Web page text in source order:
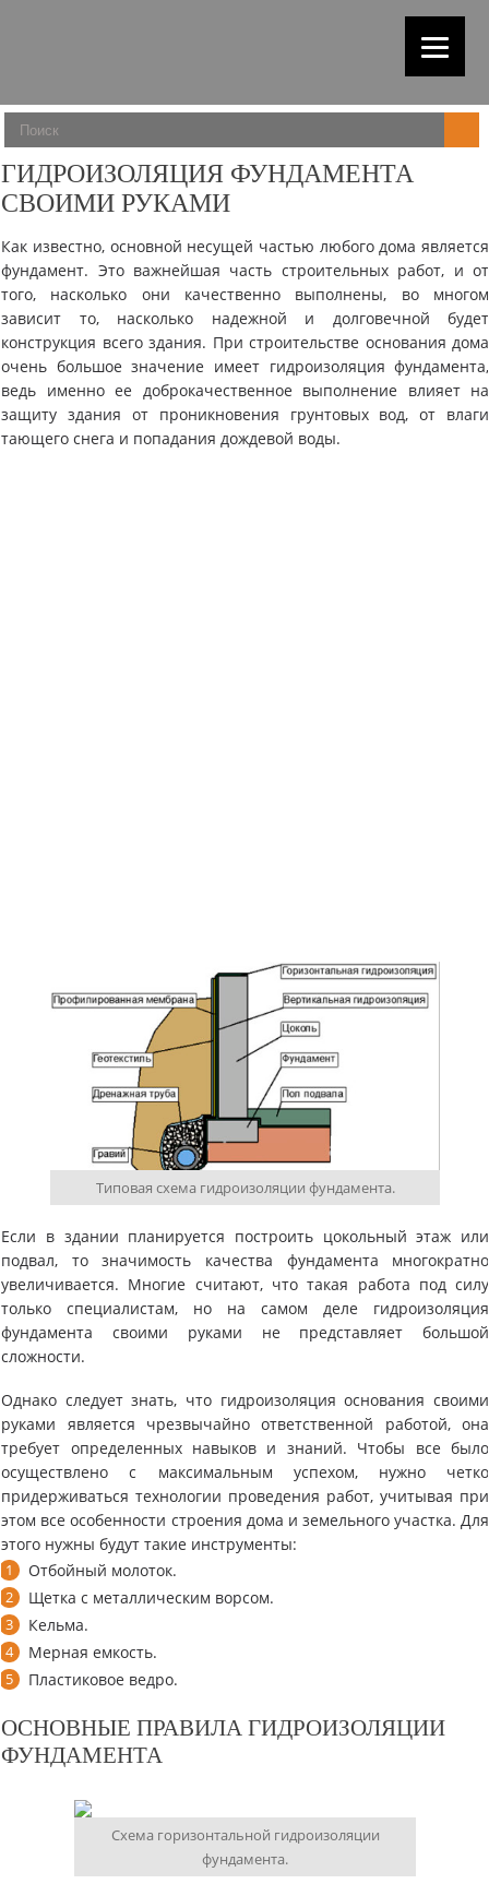
ГИДРОИЗОЛЯЦИЯ ФУНДАМЕНТА
СВОИМИ РУКАМИ
Как известно, основной несущей частью любого дома является
фундамент. Это важнейшая часть строительных работ, и от
того, насколько они качественно выполнены, во многом
зависит то, насколько надежной и долговечной будет
конструкция всего здания. При строительстве основания дома
очень большое значение имеет гидроизоляция фундамента,
ведь именно ее доброкачественное выполнение влияет на
защиту здания от проникновения грунтовых вод, от влаги
тающего снега и попадания дождевой воды.
Типовая схема гидроизоляции фундамента.
Если в здании планируется построить цокольный этаж или
подвал, то значимость качества фундамента многократно
увеличивается. Многие считают, что такая работа под силу
только специалистам, но на самом деле гидроизоляция
фундамента своими руками не представляет большой
сложности.
Однако следует знать, что гидроизоляция основания своими
руками является чрезвычайно ответственной работой, она
требует определенных навыков и знаний. Чтобы все было
осуществлено с максимальным успехом, нужно четко
придерживаться технологии проведения работ, учитывая при
этом все особенности строения дома и земельного участка. Для
этого нужны будут такие инструменты:
Отбойный молоток.
Щетка с металлическим ворсом.
Кельма.
Мерная емкость.
Пластиковое ведро.
ОСНОВНЫЕ ПРАВИЛА ГИДРОИЗОЛЯЦИИ
ФУНДАМЕНТА
Схема горизонтальной гидроизоляции
фундамента.